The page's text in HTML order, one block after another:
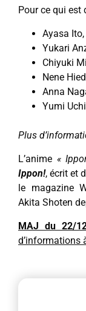
Pour ce qui est
Ayasa
Yukari
Chiyuki
Nene
Anna
Yumi
Plus
L’anime «
Ippon!, écrit et
le magazine
Akita Shoten
MAJ du 22/
d’informations